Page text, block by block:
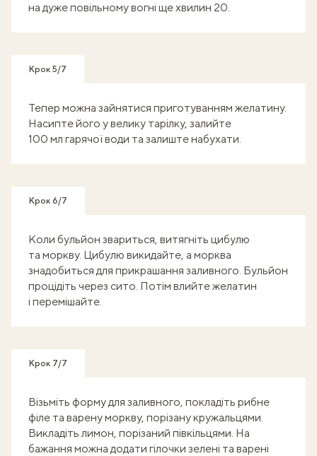
на дуже повільному вогні ще хвилин 20.
Крок 5/7
Тепер можна зайнятися приготуванням желатину.
Насипте його у велику тарілку, залийте
100 мл гарячої води та залиште набухати.
Крок 6/7
Коли бульйон звариться, витягніть цибулю
та моркву. Цибулю викидайте, а морква
знадобиться для прикрашання заливного. Бульйон
процідіть через сито. Потім влийте желатин
і перемішайте.
Крок 7/7
Візьміть форму для заливного, покладіть рибне
філе та варену моркву, порізану кружальцями.
Викладіть лимон, порізаний півкільцями. На
бажання можна додати гілочки зелені та варені